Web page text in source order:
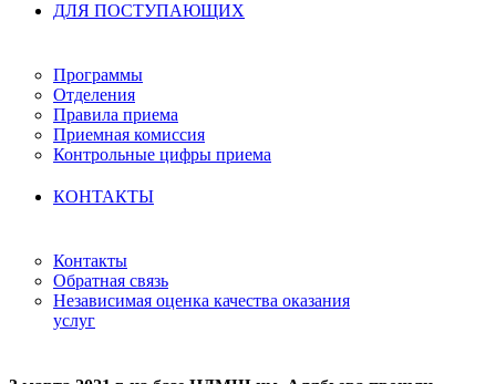
ДЛЯ ПОСТУПАЮЩИХ
Программы
Отделения
Правила приема
Приемная комиссия
Контрольные цифры приема
КОНТАКТЫ
Контакты
Обратная связь
Независимая оценка качества оказания
услуг